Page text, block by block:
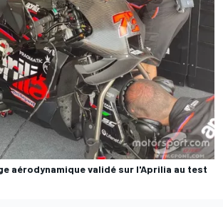
aérodynamique validé sur l'Aprilia au test